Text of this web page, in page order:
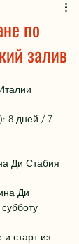
по
залив
8 дней / 7
Ди Стабия
Ди
старт из